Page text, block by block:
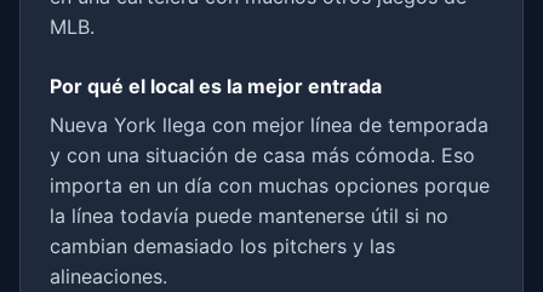
MLB.
Por qué el local es la mejor entrada
Nueva York llega con mejor línea de temporada
y con una situación de casa más cómoda. Eso
importa en un día con muchas opciones porque
la línea todavía puede mantenerse útil si no
cambian demasiado los pitchers y las
alineaciones.